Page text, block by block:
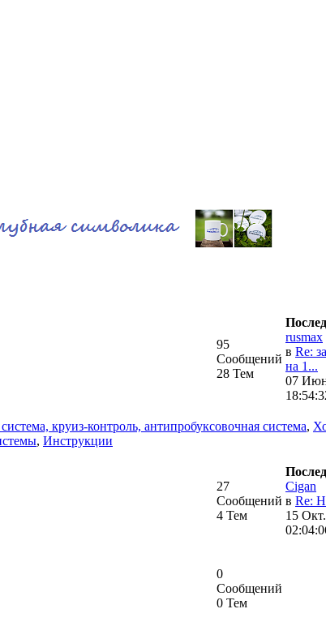
95
Сообщений
28 Тем
rusmax
в Re:
на 1...
07
круиз-контроль, антипробуксовочная система,
, Инструкции
27
Сообщений
4 Тем
Cigan
в Re:
15
0
Сообщений
0 Тем